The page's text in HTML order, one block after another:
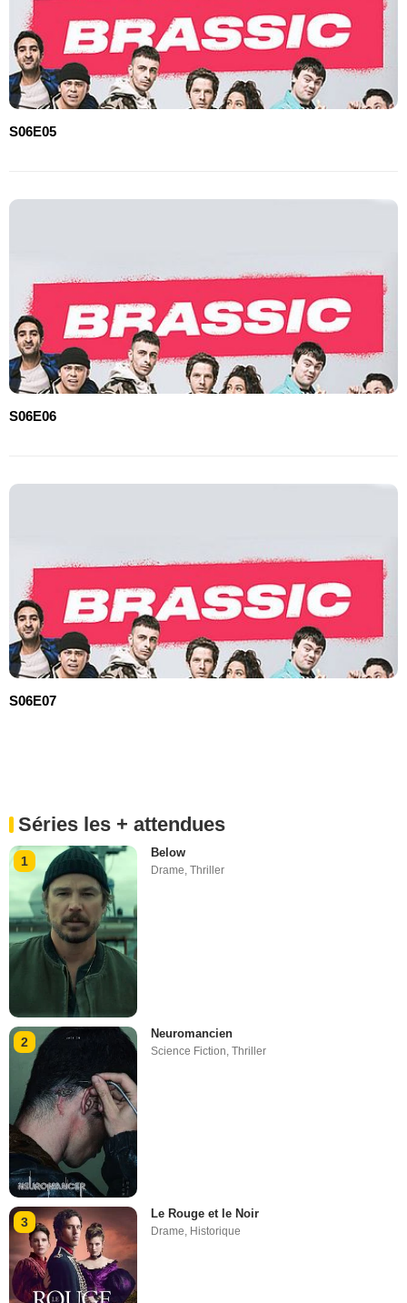
S06E05
S06E06
S06E07
Séries les + attendues
1
Below
Drame,Thriller
2
Neuromancien
Science Fiction ,Thriller
3
Le Rouge et le Noir
Drame, Historique